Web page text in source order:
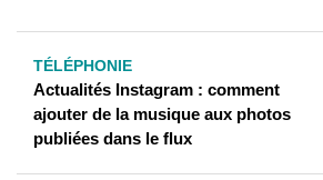
TÉLÉPHONIE
Actualités Instagram : comment
ajouter de la musique aux photos
publiées dans le flux